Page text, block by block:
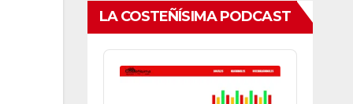
LA COSTEÑÍSIMA PODCAST
Audio
Player